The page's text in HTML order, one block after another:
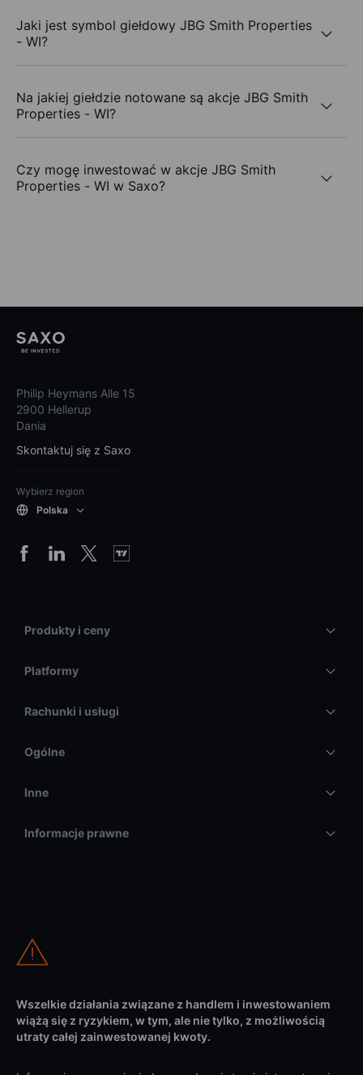
Jaki jest symbol giełdowy JBG Smith Properties
- WI?
Na jakiej giełdzie notowane są akcje JBG Smith
Properties - WI?
Czy mogę inwestować w akcje JBG Smith
Properties - WI w Saxo?
Philip Heymans Alle 15
2900 Hellerup
Dania
Skontaktuj się z Saxo
Wybierz region
Polska
Produkty i ceny
Platformy
Rachunki i usługi
Ogólne
Inne
Informacje prawne
Wszelkie działania związane z handlem i inwestowaniem
wiążą się z ryzykiem, w tym, ale nie tylko, z możliwością
utraty całej zainwestowanej kwoty.